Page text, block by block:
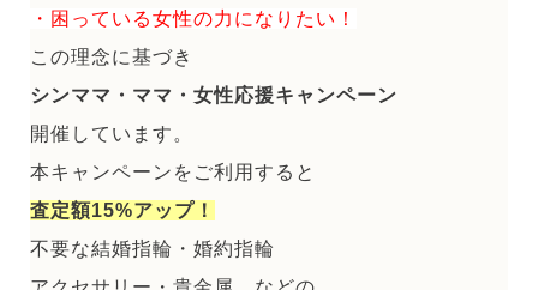
・困っている女性の力になりたい！
この理念に基づき
シンママ・ママ・女性応援キャンペーン
開催しています。
本キャンペーンをご利用すると
査定額15%アップ！
不要な結婚指輪・婚約指輪